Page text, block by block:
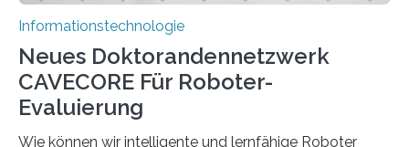
Informationstechnologie
Neues Doktorandennetzwerk
CAVECORE Für Roboter-
Evaluierung
Wie können wir intelligente und lernfähige Roboter